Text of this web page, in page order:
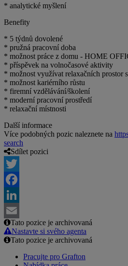
* analytické myšlení
Benefity
* 5 týdnů dovolené
* pružná pracovní doba
* možnost práce z domu - HOME
* příspěvek na volnočasové aktivity
* možnost využívat relaxačních prostor
* možnost kariérního růstu
* firemní vzdělávání/školení
* moderní pracovní prostředí
* relaxační místnosti
Další informace
Více podobných pozic naleznete na
search
Sdílet pozici
Twitter
Facebook
LinkedIn
Email
Tato pozice je archivovaná
Nastavte si svého agenta
Tato pozice je archivovaná
Pracujte pro Grafton